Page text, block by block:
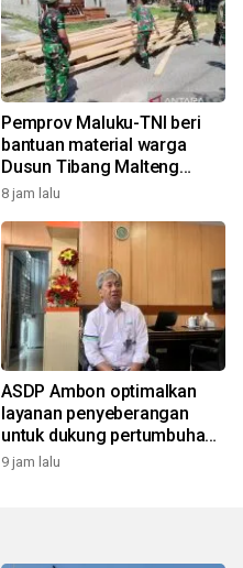
Pemprov Maluku-TNI beri
bantuan material warga
Dusun Tibang Malteng
percepat rehabilitasi
8 jam lalu
ASDP Ambon optimalkan
layanan penyeberangan
untuk dukung pertumbuhan
ekonomi dan pariwisata
9 jam lalu